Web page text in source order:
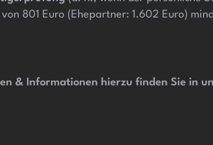
801 Euro (Ehepartner: 1.602 Euro)
& Informationen hierzu finden Sie in